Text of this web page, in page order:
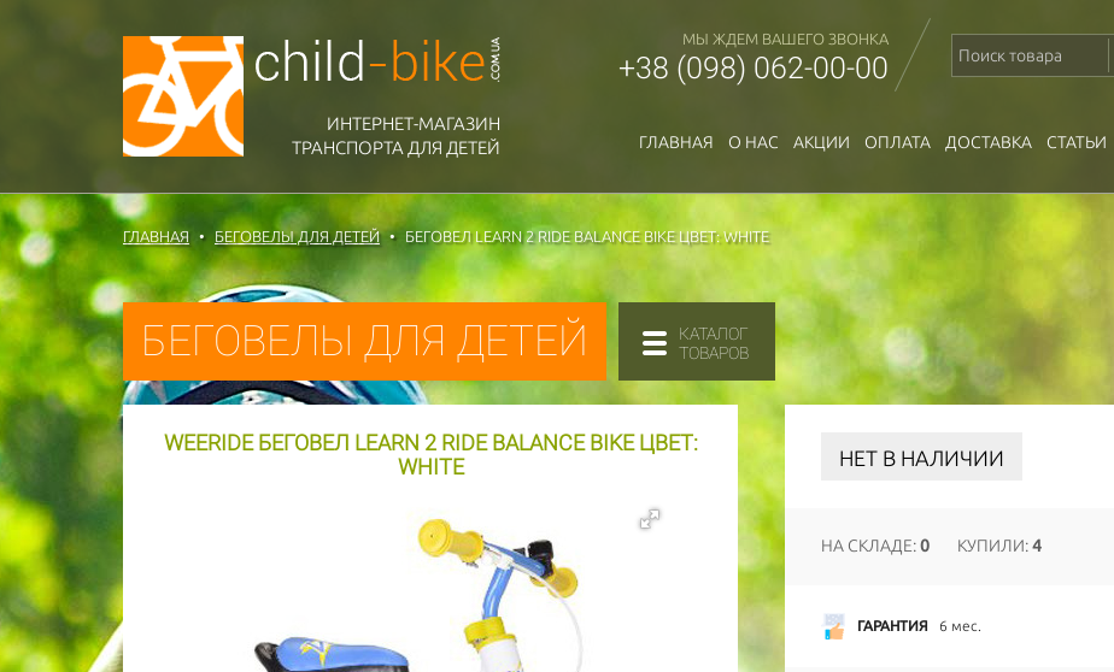
ИНТЕРНЕТ-МАГАЗИН
ТРАНСПОРТА ДЛЯ ДЕТЕЙ
МЫ ЖДЕМ ВАШЕГО ЗВОНКА
+38 (098) 062-00-00
ГЛАВНАЯ О НАС АКЦИИ ОПЛАТА ДОСТАВКА СТАТЬИ
ГЛАВНАЯ БЕГОВЕЛЫ ДЛЯ ДЕТЕЙ БЕГОВЕЛ LEARN 2 RIDE BALANCE BIKE ЦВЕТ: WHITE
БЕГОВЕЛЫ ДЛЯ ДЕТЕЙ
КАТАЛОГ
ТОВАРОВ
WEERIDE БЕГОВЕЛ LEARN 2 RIDE BALANCE BIKE ЦВЕТ:
WHITE
НЕТ В НАЛИЧИИ
НА СКЛАДЕ:0 КУПИЛИ:4
ГАРАНТИЯ 6 мес.